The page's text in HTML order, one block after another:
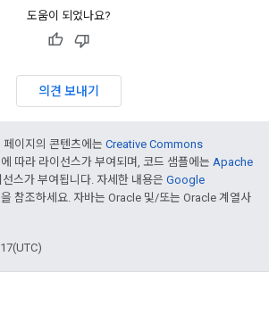
도움이 되었나요?
의견 보내기
이지의 콘텐츠에는 Creative Commons
에 따라 라이선스가 부여되며, 코드 샘플에는 Apache
스가 부여됩니다. 자세한 내용은 Google
을 참조하세요. 자바는 Oracle 및/또는 Oracle 계열사